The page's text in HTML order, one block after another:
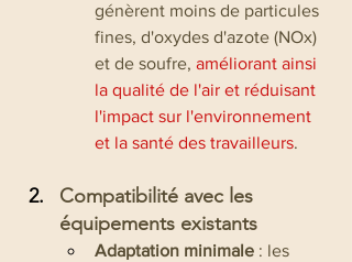
génèrent moins de particules
fines, d'oxydes d'azote (NOx)
et de soufre, améliorant ainsi
la qualité de l'air et réduisant
l'impact sur l'environnement
et la santé des travailleurs.
Compatibilité avec les
équipements existants
Adaptation minimale : les